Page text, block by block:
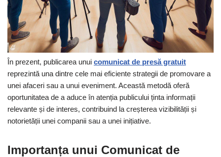
În prezent, publicarea unui comunicat de presă gratuit
reprezintă una dintre cele mai eficiente strategii de promovare a
unei afaceri sau a unui eveniment. Această metodă oferă
oportunitatea de a aduce în atenția publicului ținta informații
relevante și de interes, contribuind la creșterea vizibilității și
notorietății unei companii sau a unei inițiative.
Importanța unui Comunicat de